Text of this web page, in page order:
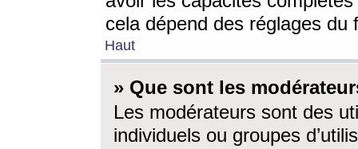
cela dépend des réglages du
Haut
» Que sont les
Les modérateurs sont des
individuels ou groupes